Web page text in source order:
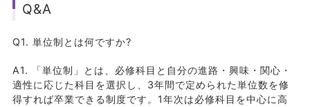
Q&A
Q1. 単位制とは何ですか?
A1. 「単位制」とは、必修科目と自分の進路・興味・関心・
適性に応じた科目を選択し、3年間で定められた単位数を修
得すれば卒業できる制度です。1年次は必修科目を中心に高